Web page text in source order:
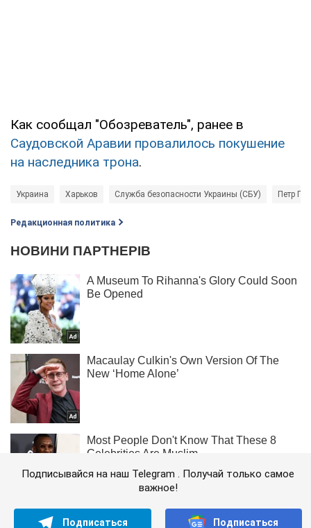
Как сообщал "Обозреватель", ранее в
Саудовской Аравии провалилось покушение
на наследника трона.
Украина Харьков Служба безопасности Украины (СБУ) Петр
Редакционная политика